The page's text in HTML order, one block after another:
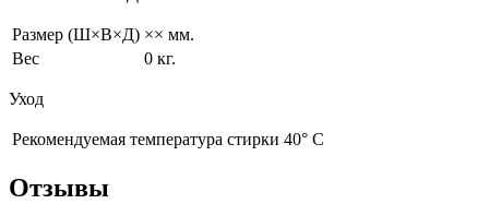
Размер (Ш×В×Д) ×× мм.
Вес
0 кг.
Уход
Рекомендуемая температура стирки 40° С
Отзывы